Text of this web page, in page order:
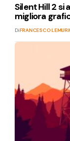
Silent Hill 2 si
migliora
DiFRANCESCO LEMURI